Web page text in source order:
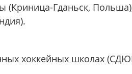
Гданьск,
хоккейных школах